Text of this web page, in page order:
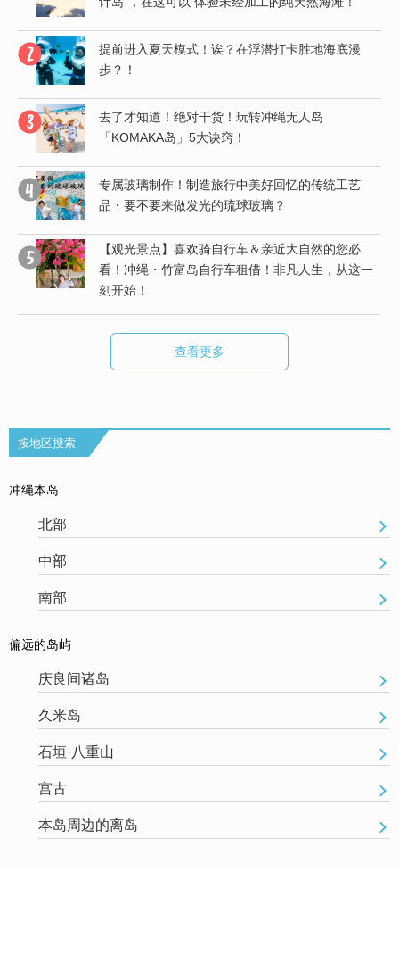
提前进入夏天模式！诶？在浮潜打卡胜地海底漫
步？！
去了才知道！绝对干货！玩转冲绳无人岛
「KOMAKA岛」5大诀窍！
专属玻璃制作！制造旅行中美好回忆的传统工艺
品・要不要来做发光的琉球玻璃？
【观光景点】喜欢骑自行车＆亲近大自然的您必
看！冲绳・竹富岛自行车租借！非凡人生，从这一
刻开始！
查看更多
按地区搜索
冲绳本岛
北部
中部
南部
偏远的岛屿
庆良间诸岛
久米岛
石垣·八重山
宫古
本岛周边的离岛